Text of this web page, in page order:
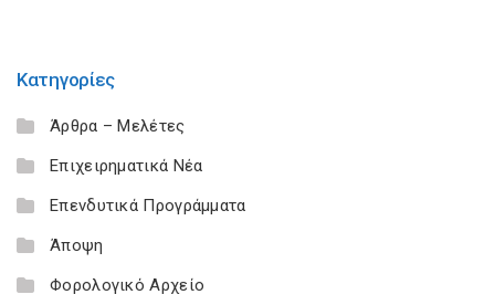
Κατηγορίες
Άρθρα – Μελέτες
Επιχειρηματικά Νέα
Επενδυτικά Προγράμματα
Άποψη
Φορολογικό Αρχείο